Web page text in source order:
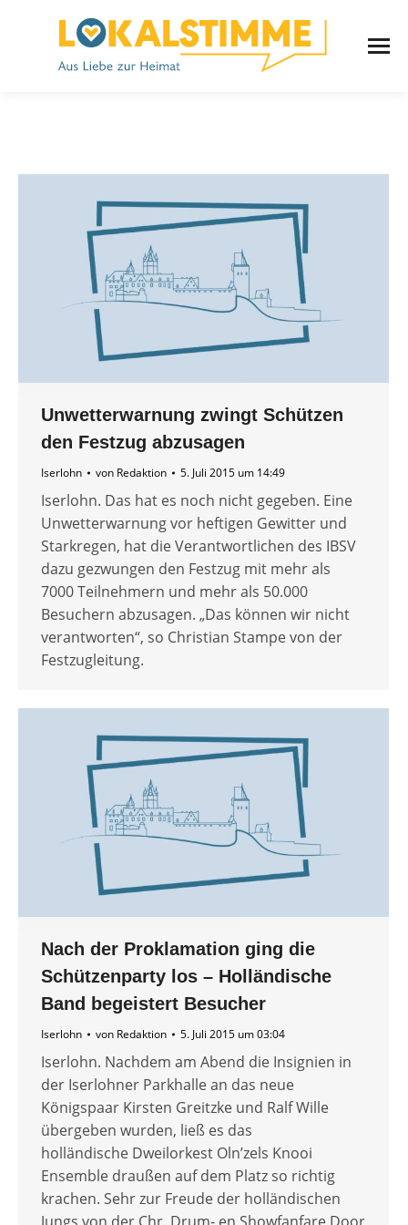
Unwetterwarnung zwingt Schützen
den Festzug abzusagen
Iserlohn von Redaktion 5. Juli 2015 um 14:49
Iserlohn. Das hat es noch nicht gegeben. Eine
Unwetterwarnung vor heftigen Gewitter und
Starkregen, hat die Verantwortlichen des IBSV
dazu gezwungen den Festzug mit mehr als
7000 Teilnehmern und mehr als 50.000
Besuchern abzusagen. „Das können wir nicht
verantworten“, so Christian Stampe von der
Festzugleitung.
Nach der Proklamation ging die
Schützenparty los – Holländische
Band begeistert Besucher
Iserlohn von Redaktion 5. Juli 2015 um 03:04
Iserlohn. Nachdem am Abend die Insignien in
der Iserlohner Parkhalle an das neue
Königspaar Kirsten Greitzke und Ralf Wille
übergeben wurden, ließ es das
holländische Dweilorkest Oln’zels Knooi
Ensemble draußen auf dem Platz so richtig
krachen. Sehr zur Freude der holländischen